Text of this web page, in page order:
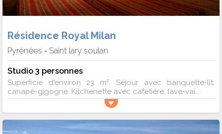
Résidence Royal Milan
Pyrénées - Saint lary soulan
Studio 3 personnes
Superficie d'environ 23 m². Séjour avec banquette-lit,
canapé-gigogne. Kitchenette avec cafetière, lave-vai...